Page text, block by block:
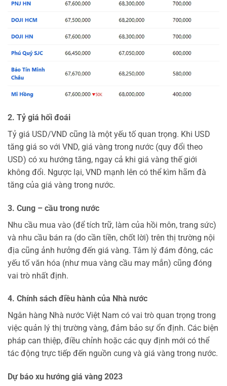
2. Tỷ giá hối đoái
Tỷ giá USD/VND cũng là một yếu tố quan trọng. Khi USD
tăng giá so với VND, giá vàng trong nước (quy đổi theo
USD) có xu hướng tăng, ngay cả khi giá vàng thế giới
không đổi. Ngược lại, VND mạnh lên có thể kìm hãm đà
tăng của giá vàng trong nước.
3. Cung – cầu trong nước
Nhu cầu mua vào (để tích trữ, làm của hồi môn, trang sức)
và nhu cầu bán ra (do cần tiền, chốt lời) trên thị trường nội
địa cũng ảnh hưởng đến giá vàng. Tâm lý đám đông, các
yếu tố văn hóa (như mua vàng cầu may mắn) cũng đóng
vai trò nhất định.
4. Chính sách điều hành của Nhà nước
Ngân hàng Nhà nước Việt Nam có vai trò quan trọng trong
việc quản lý thị trường vàng, đảm bảo sự ổn định. Các biện
pháp can thiệp, điều chỉnh hoặc các quy định mới có thể
tác động trực tiếp đến nguồn cung và giá vàng trong nước.
Dự báo xu hướng giá vàng 2023